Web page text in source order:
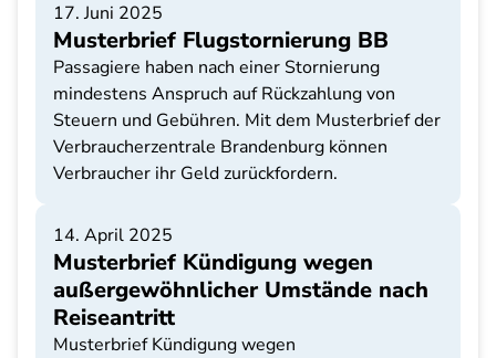
17. Juni 2025
Musterbrief Flugstornierung BB
Passagiere haben nach einer Stornierung
mindestens Anspruch auf Rückzahlung von
Steuern und Gebühren. Mit dem Musterbrief der
Verbraucherzentrale Brandenburg können
Verbraucher ihr Geld zurückfordern.
14. April 2025
Musterbrief Kündigung wegen
außergewöhnlicher Umstände nach
Reiseantritt
Musterbrief Kündigung wegen